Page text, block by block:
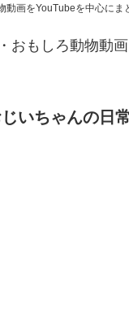
動画をYouTubeを中心にま
おもしろ動物動
いちゃんの日常